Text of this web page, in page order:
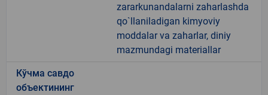
zararkunandalarni zaharlashda
qo`llaniladigan kimyoviy
moddalar va zaharlar, diniy
mazmundagi materiallar
Кўчма савдо
объектининг